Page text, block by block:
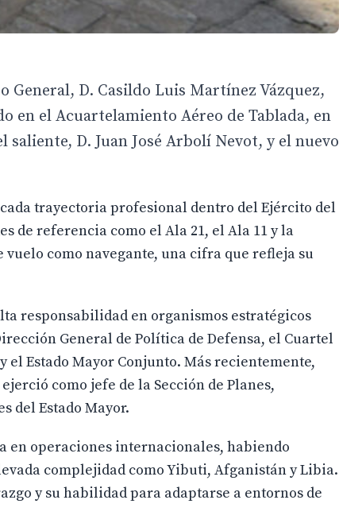
General, D. Casildo Luis Martínez Vázquez,
en el Acuartelamiento Aéreo de Tablada, en
D. Juan José Arbolí Nevot, y el nuevo
trayectoria profesional dentro del Ejército del
de referencia como el Ala 21, el Ala 11 y la
vuelo como navegante, una cifra que refleja su
responsabilidad en organismos estratégicos
General de Política de Defensa, el Cuartel
el Estado Mayor Conjunto. Más recientemente,
como jefe de la Sección de Planes,
del Estado Mayor.
en operaciones internacionales, habiendo
complejidad como Yibuti, Afganistán y Libia.
y su habilidad para adaptarse a entornos de